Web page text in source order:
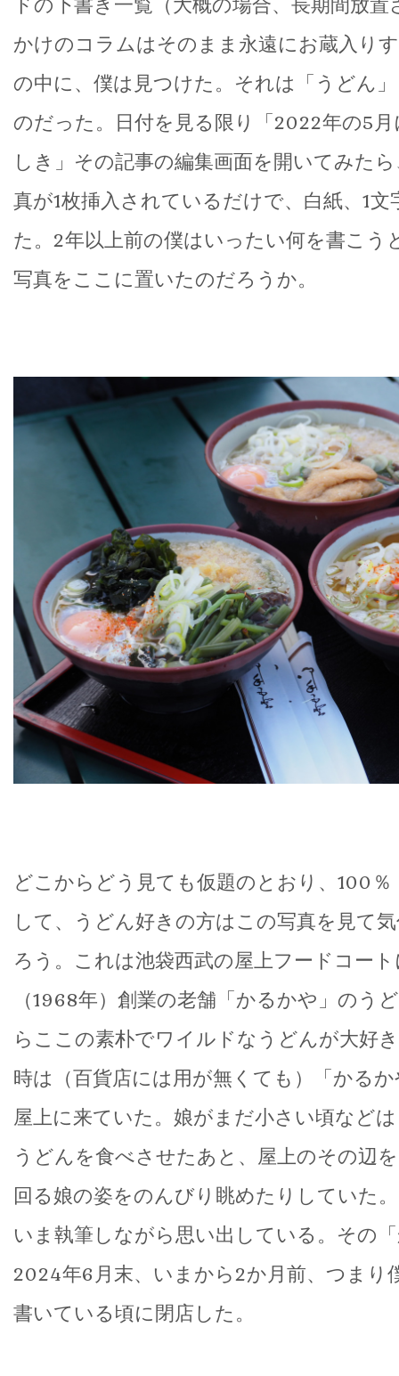
かけのコラムはそのまま永遠にお蔵入り
の中に、僕は見つけた。それは「うどん
のだった。日付を見る限り「2022年の5
しき」その記事の編集画面を開いてみた
真が1枚挿入されているだけで、白紙、1
た。2年以上前の僕はいったい何を書こう
写真をここに置いたのだろうか。
どこからどう見ても仮題のとおり、100
して、うどん好きの方はこの写真を見て
ろう。これは池袋西武の屋上フードコー
（1968年）創業の老舗「かるかや」のう
らここの素朴でワイルドなうどんが大好
時は（百貨店には用が無くても）「かる
屋上に来ていた。娘がまだ小さい頃など
うどんを食べさせたあと、屋上のその辺
回る娘の姿をのんびり眺めたりしていた
いま執筆しながら思い出している。その
2024年6月末、いまから2か月前、つまり
書いている頃に閉店した。